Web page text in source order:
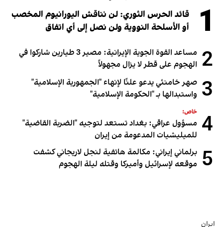
1
قائد الحرس الثوري: لن نناقش اليورانيوم المخصب
أو الأسلحة النووية ولن نصل إلى أي اتفاق
2
مساعد القوة الجوية الإيرانية: مصير 3 طيارين شاركوا في
الهجوم على قطر لا يزال مجهولاً
3 صهر خامنئي يدعو علنًا لإنهاء "الجمهورية الإسلامية"
واستبدالها بـ "الحكومة الإسلامية"
4 خاص:
مسؤول عراقي: بغداد تستعد لتوجيه "الضربة القاضية"
للميليشيات المدعومة من إيران
5 برلماني إيراني: مكالمة هاتفية لنجل لاريجاني كشفت
موقعه لإسرائيل وأميركا وقتله ليلة الهجوم
إيران